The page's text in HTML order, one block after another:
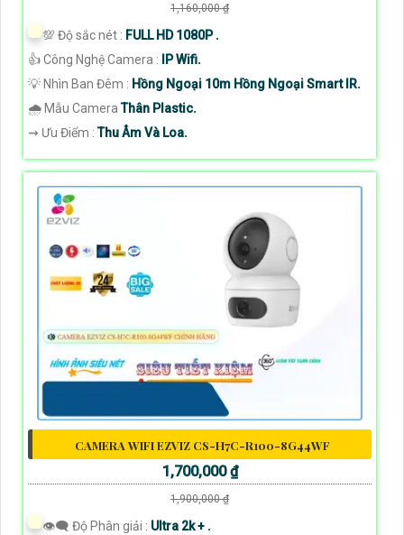
1,160,000 ₫
💯 Độ sắc nét : FULL HD 1080P .
👍 Công Nghệ Camera :
IP Wifi.
💡 Nhìn Ban Đêm : Hồng Ngoại 10m Hồng Ngoại Smart IR.
🌧️ Mẫu CameraThân Plastic.
️⇝ Ưu Điểm :Thu Âm Và Loa.
CAMERA WIFI EZVIZ CS-H7C-R100-8G44WF
1,700,000 ₫
1,900,000 ₫
👁️‍🗨 Độ Phân giải : Ultra 2k + .